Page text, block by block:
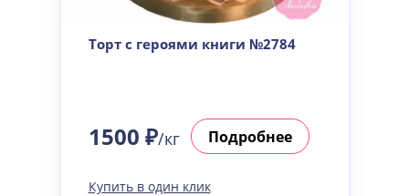
Торт с героями книги №2784
1500 ₽/кг Подробнее
Купить в один клик